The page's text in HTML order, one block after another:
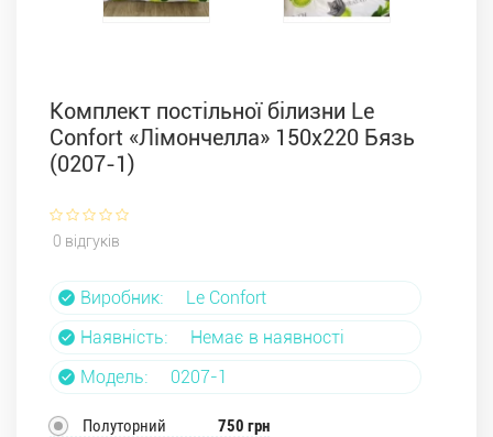
Комплект постільної білизни Le
Confort «Лімончелла» 150x220 Бязь
(0207-1)
0 відгуків
Виробник:
Le Confort
Наявність:
Немає в наявності
Модель:
0207-1
Полуторний
750 грн